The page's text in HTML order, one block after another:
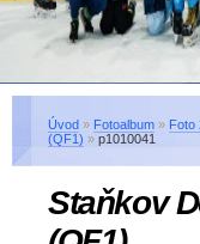
Úvod » Fotoalbum » Foto
(QF1) » p1010041
Staňkov